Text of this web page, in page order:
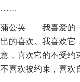
……
公英——我喜爱的
的喜欢。我喜欢它
，喜欢它的不受约
喜欢被约束，喜欢